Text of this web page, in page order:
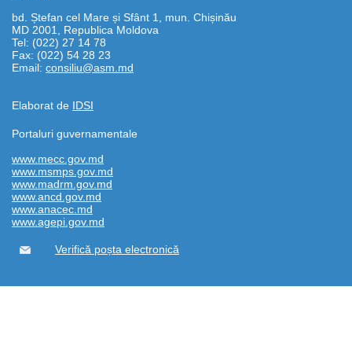
bd. Ștefan cel Mare și Sfânt 1, mun. Chișinău
MD 2001, Republica Moldova
Tel: (022) 27 14 78
Fax: (022) 54 28 23
Email: consiliu@asm.md
Elaborat de IDSI
Portaluri guvernamentale
www.mecc.gov.md
www.msmps.gov.md
www.madrm.gov.md
www.ancd.gov.md
www.anacec.md
www.agepi.gov.md
Verifică poșta electronică